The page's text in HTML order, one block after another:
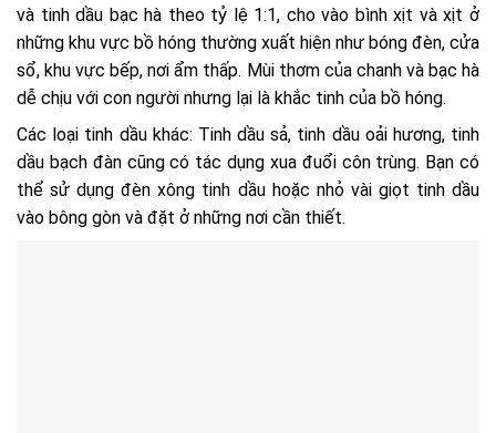
và tinh dầu bạc hà theo tỷ lệ 1:1, cho vào bình xịt và xịt ở
những khu vực bồ hóng thường xuất hiện như bóng đèn, cửa
sổ, khu vực bếp, nơi ẩm thấp. Mùi thơm của chanh và bạc hà
dễ chịu với con người nhưng lại là khắc tinh của bồ hóng.
Các loại tinh dầu khác: Tinh dầu sả, tinh dầu oải hương, tinh
dầu bạch đàn cũng có tác dụng xua đuổi côn trùng. Bạn có
thể sử dụng đèn xông tinh dầu hoặc nhỏ vài giọt tinh dầu
vào bông gòn và đặt ở những nơi cần thiết.